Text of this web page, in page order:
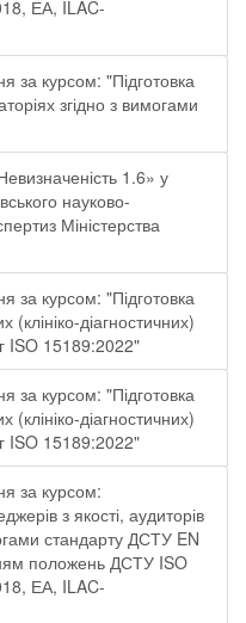
ЕА, ILAC-
за курсом: "Підготовка
згідно з вимогами
1.6» у
науково-
Міністерства
за курсом: "Підготовка
діагностичних)
ISO 15189:2022"
за курсом: "Підготовка
діагностичних)
ISO 15189:2022"
за курсом:
з якості, аудиторів
стандарту ДСТУ EN
положень ДСТУ ISO
ЕА, ILAC-